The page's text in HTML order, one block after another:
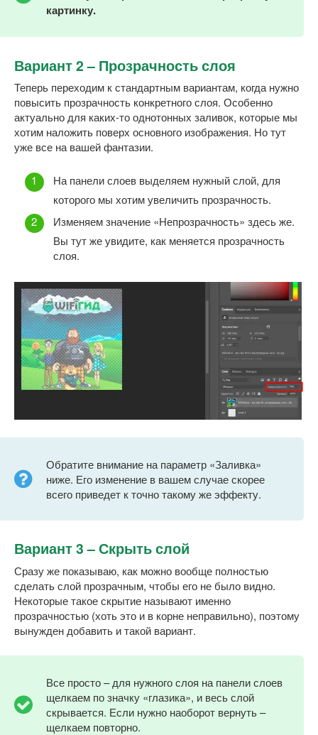
картинку.
Вариант 2 – Прозрачность слоя
Теперь переходим к стандартным вариантам, когда нужно
повысить прозрачность конкретного слоя. Особенно
актуально для каких-то однотонных заливок, которые мы
хотим наложить поверх основного изображения. Но тут
уже все на вашей фантазии.
На панели слоев выделяем нужный слой, для
которого мы хотим увеличить прозрачность.
Изменяем значение «Непрозрачность» здесь же.
Вы тут же увидите, как меняется прозрачность
слоя.
Обратите внимание на параметр «Заливка»
ниже. Его изменение в вашем случае скорее
всего приведет к точно такому же эффекту.
Вариант 3 – Скрыть слой
Сразу же показываю, как можно вообще полностью
сделать слой прозрачным, чтобы его не было видно.
Некоторые такое скрытие называют именно
прозрачностью (хоть это и в корне неправильно), поэтому
вынужден добавить и такой вариант.
Все просто – для нужного слоя на панели слоев
щелкаем по значку «глазика», и весь слой
скрывается. Если нужно наоборот вернуть –
щелкаем повторно.